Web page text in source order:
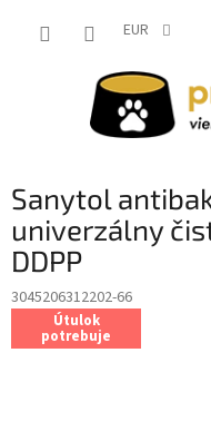
EUR
Sanytol
univerzálny
DDPP
3045206312202-66
Útulok
potrebuje